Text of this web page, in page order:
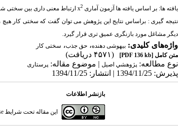
یافته ها: بر اساس یافته ها آزمون آماری x2 ارتباط معنی داری بین سختی
نتیجه گیری : براساس نتایج این پژوهش می توان گفت که سختی کار هیچ
دیگر مشاغل مورد بازنگری عمیق تری قرار گیرد.
واژه‌های کلیدی: بیهوشی دهنده، حق جذب، سختی کار
متن کامل [PDF 136 kb]
(۴۵۷۱ دریافت)
نوع مطالعه: پژوهشي اصیل | موضوع مقاله: پرستاری
پذیرش: 1394/11/25 | انتشار: 1394/11/25
بازنشر اطلاعات
این مقاله تحت شرایط